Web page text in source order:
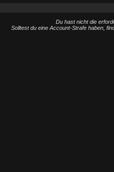
Du hast nicht die
Solltest du eine Account-Strafe haben,